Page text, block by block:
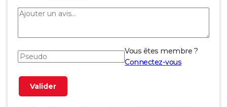
Vous êtes membre ?
Connectez-vous